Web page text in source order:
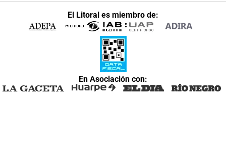
El Litoral es miembro de:
En Asociación con: